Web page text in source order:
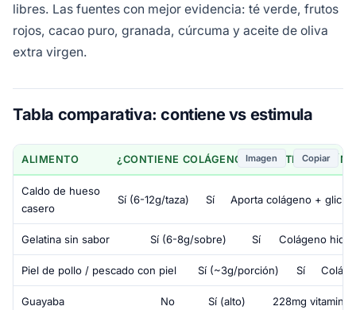
libres. Las fuentes con mejor evidencia: té verde, frutos
rojos, cacao puro, granada, cúrcuma y aceite de oliva
extra virgen.
Tabla comparativa: contiene vs estimula
ALIMENTO ¿CONTIENE COLÁGENO? ¿ESTIMULA
Caldo de hueso
casero
Sí (6-12g/taza) Sí Aporta colágeno +
Gelatina sin sabor Sí (6-8g/sobre) Sí Colágeno
Piel de pollo / pescado con piel Sí (~3g/porción) Sí
Guayaba No Sí (alto) 228mg vitamina
Copiar
Imagen